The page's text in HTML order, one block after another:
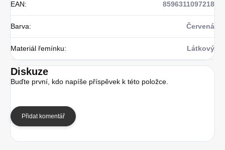
EAN: 8596311097218
Barva: Červená
Materiál řemínku: Látkový
Diskuze
Buďte první, kdo napíše příspěvek k této položce.
Přidat komentář